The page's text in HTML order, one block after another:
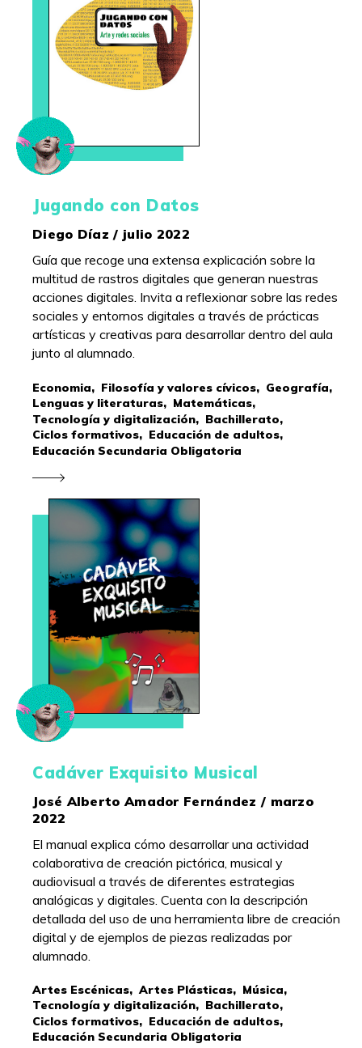
Jugando con Datos
Diego Díaz / julio 2022
Guía que recoge una extensa explicación sobre la
multitud de rastros digitales que generan nuestras
acciones digitales. Invita a reflexionar sobre las redes
sociales y entornos digitales a través de prácticas
artísticas y creativas para desarrollar dentro del aula
junto al alumnado.
Economia, Filosofía y valores cívicos, Geografía,
Lenguas y literaturas, Matemáticas,
Tecnología y digitalización, Bachillerato,
Ciclos formativos, Educación de adultos,
Educación Secundaria Obligatoria
Cadáver Exquisito Musical
José Alberto Amador Fernández / marzo
2022
El manual explica cómo desarrollar una actividad
colaborativa de creación pictórica, musical y
audiovisual a través de diferentes estrategias
analógicas y digitales. Cuenta con la descripción
detallada del uso de una herramienta libre de creación
digital y de ejemplos de piezas realizadas por
alumnado.
Artes Escénicas, Artes Plásticas, Música,
Tecnología y digitalización, Bachillerato,
Ciclos formativos, Educación de adultos,
Educación Secundaria Obligatoria